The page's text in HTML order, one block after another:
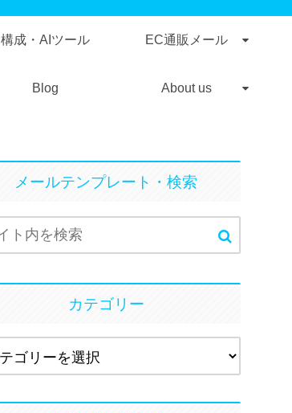
構成・AIツール EC通販メール
Blog About us
メールテンプレート・検索
カテゴリー